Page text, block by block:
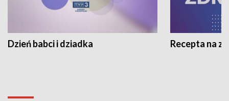
Dzień babci i dziadka Recepta na